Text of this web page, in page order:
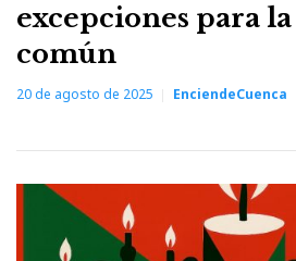
excepciones para
común
20 de agosto de 2025 EnciendeCuenca